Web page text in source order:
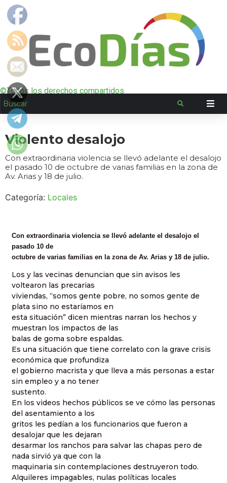
©Todos los derechos compartidos
Violento desalojo
Con extraordinaria violencia se llevó adelante el desalojo
el pasado 10 de octubre de varias familias en la zona de
Av. Arias y 18 de julio.
Categoría: Locales
Con extraordinaria violencia se llevó adelante el desalojo el
pasado 10 de
octubre de varias familias en la zona de Av. Arias y 18 de julio.
Los y las vecinas denuncian que sin avisos les
voltearon las precarias
viviendas, “somos gente pobre, no somos gente de
plata sino no estaríamos en
esta situación” dicen mientras narran los hechos y
muestran los impactos de las
balas de goma sobre espaldas.
Es una situación que tiene correlato con la grave crisis
económica que profundiza
el gobierno macrista y que lleva a más personas a estar
sin empleo y a no tener
sustento.
En los videos hechos públicos se ve cómo las personas
del asentamiento a los
gritos les pedían a los funcionarios que fueron a
desalojar que les dejaran
desarmar los ranchos para salvar las chapas pero de
nada sirvió ya que con la
maquinaria sin contemplaciones destruyeron todo.
Alquileres impagables, nulas políticas locales